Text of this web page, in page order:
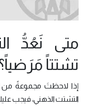
متى نَعُدُّ
تشتتاً
إذا لاحظتَ مجموعةً من
التشتت الذهني، فيجب